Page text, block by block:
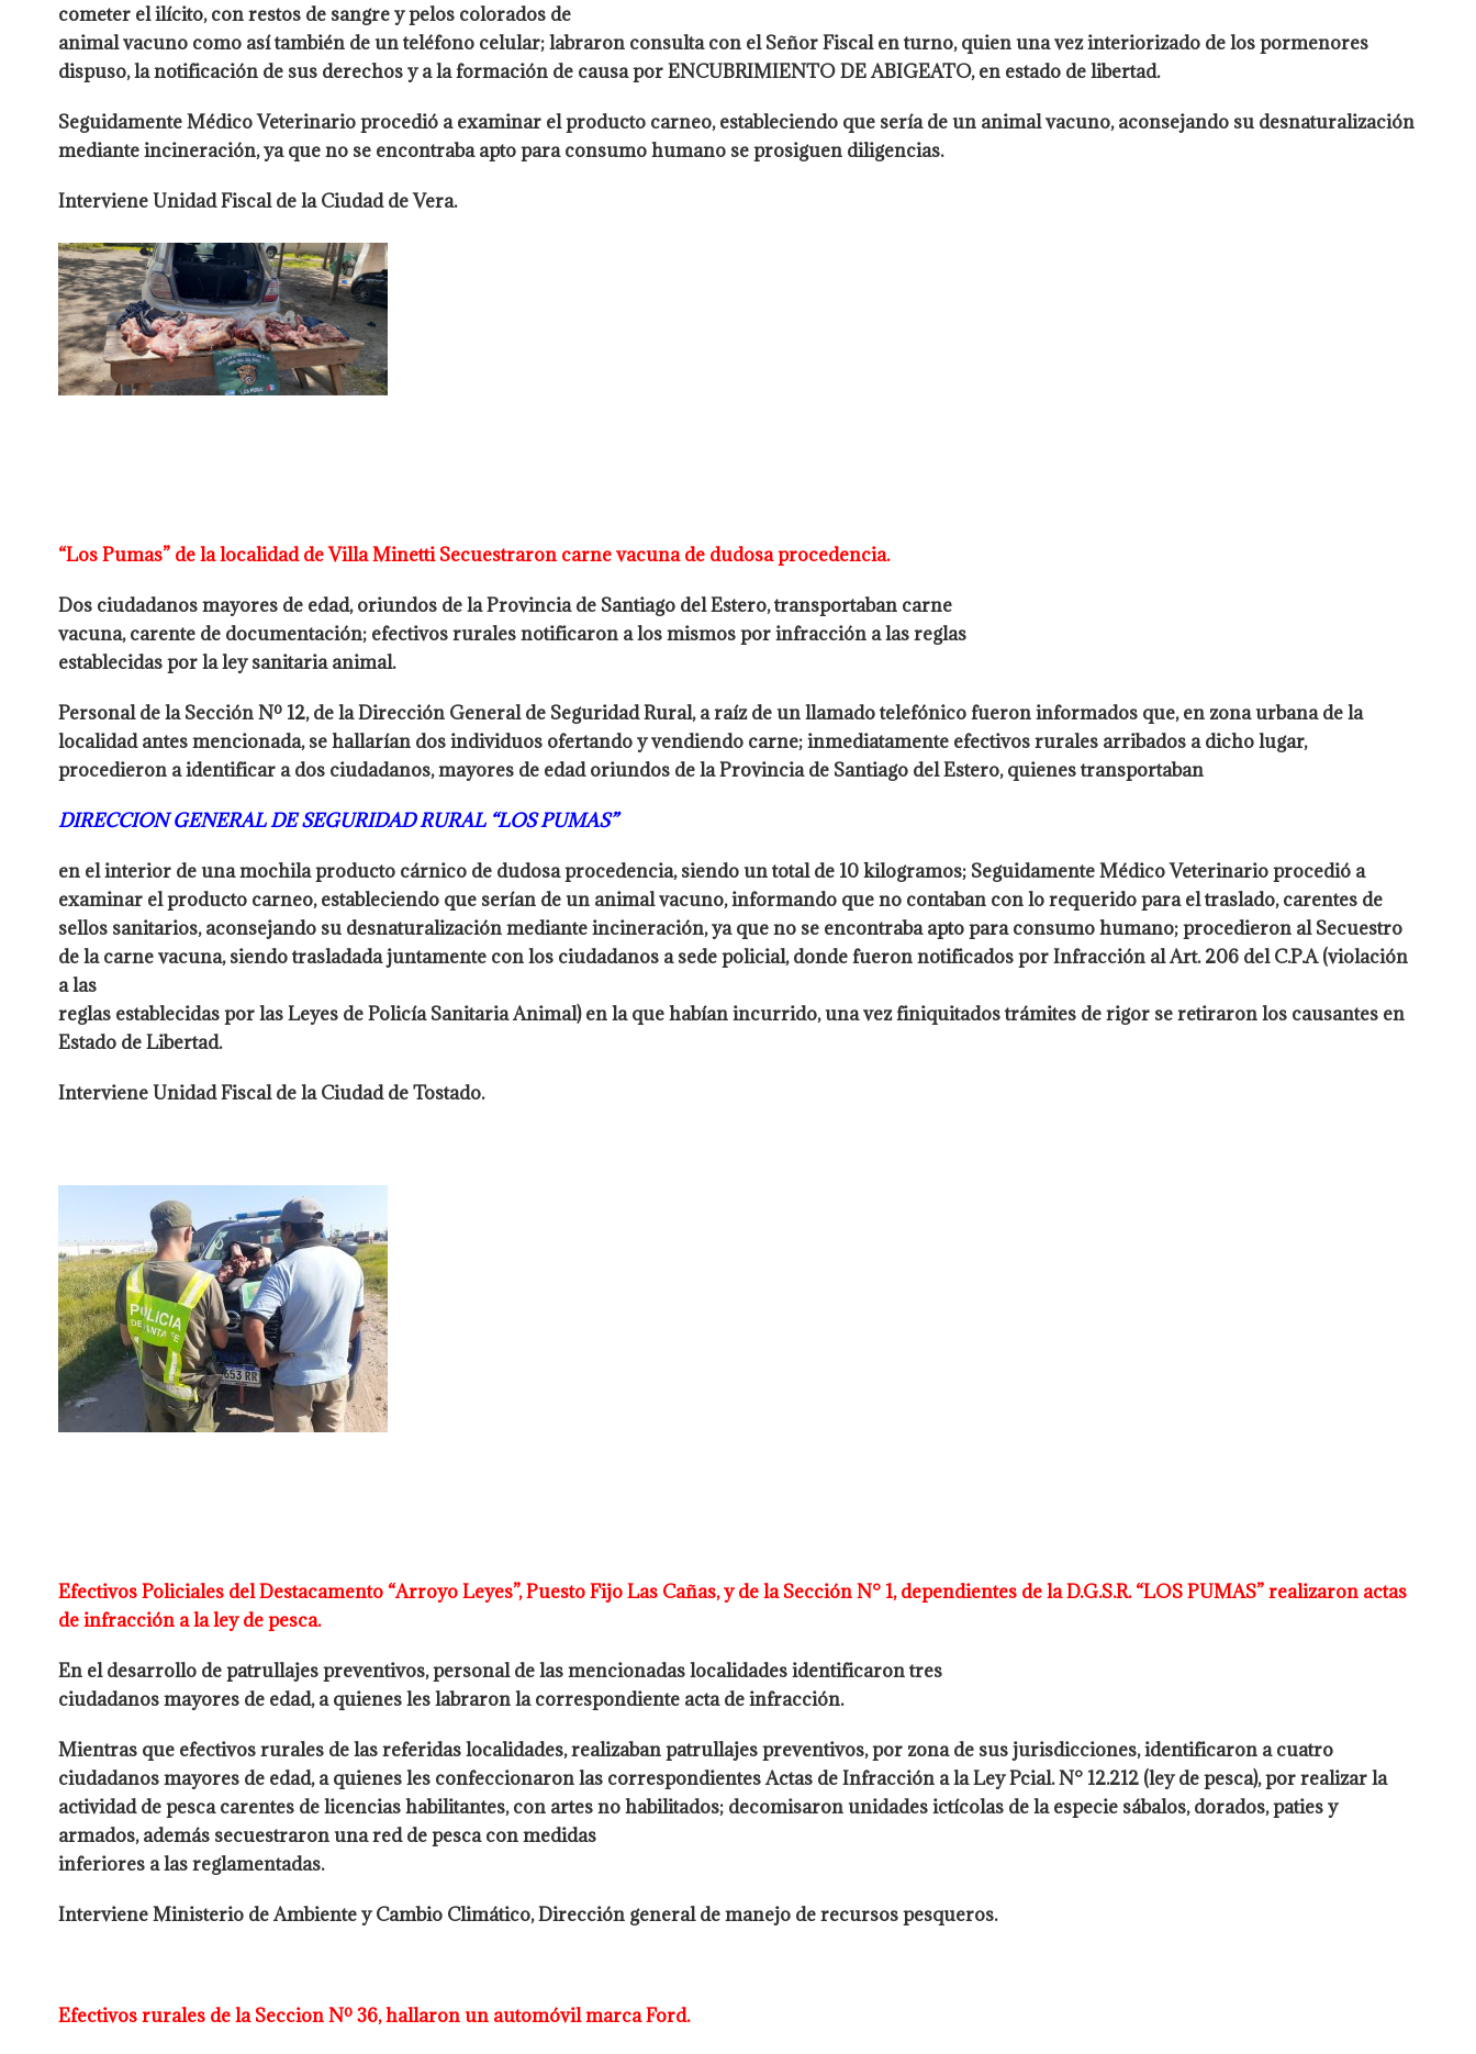
cometer el ilícito, con restos de sangre y pelos colorados de
animal vacuno como así también de un teléfono celular; labraron consulta con el SeñorFiscal en turno, quien una vez interiorizado de los pormenores
dispuso, la notificación de sus derechos y a la formación de causa por ENCUBRIMIENTO DE ABIGEATO, en estado de libertad.
Seguidamente Médico Veterinario procedió a examinar el producto carneo,estableciendo que sería de un animal vacuno, aconsejando su desnaturalización
medianteincineración, ya que no se encontraba apto para consumo humano se prosiguen diligencias.
Interviene Unidad Fiscal de la Ciudad de Vera.
“Los Pumas” de la localidad de Villa Minetti Secuestraron carne vacuna de dudosa procedencia.
Dos ciudadanos mayores de edad, oriundos de la Provincia de Santiago del Estero, transportaban carne
vacuna, carente de documentación; efectivos rurales notificaron a los mismos por infracción a las reglas
establecidas por la ley sanitaria animal.
Personal de la Sección Nº 12, de la Dirección General de Seguridad Rural, a raíz de unllamado telefónico fueron informados que, en zona urbana de la
localidad antesmencionada, se hallarían dos individuos ofertando y vendiendo carne; inmediatamente efectivos rurales arribados a dicho lugar,
procedieron a identificar a dos ciudadanos,mayores de edad oriundos de la Provincia de Santiago del Estero, quienes transportaban
DIRECCION GENERAL DE SEGURIDAD RURAL “LOS PUMAS”
en el interior de una mochila producto cárnico de dudosa procedencia, siendo un total de 10 kilogramos; Seguidamente Médico Veterinario procedió a
examinar el producto carneo, estableciendo que serían de un animal vacuno, informando que no contaban con lorequerido para el traslado, carentes de
sellos sanitarios, aconsejando su desnaturalizaciónmediante incineración, ya que no se encontraba apto para consumo humano; procedieron al Secuestro
de la carne vacuna, siendo trasladada juntamente con los ciudadanos a sedepolicial, donde fueron notificados por Infracción al Art. 206 del C.P.A (violación
a las
reglas establecidas por las Leyes de Policía Sanitaria Animal) en la que habían incurrido, una vez finiquitados trámites de rigor se retiraron los causantes en
Estado de Libertad.
Interviene Unidad Fiscal de la Ciudad de Tostado.
Efectivos Policiales del Destacamento “Arroyo Leyes”, Puesto Fijo Las Cañas, y de laSección N° 1, dependientes de la D.G.S.R. “LOS PUMAS” realizaron actas
de infracción a la ley de pesca.
En el desarrollo de patrullajes preventivos, personal de las mencionadas localidades identificaron tres
ciudadanos mayores de edad, a quienes les labraron la correspondiente acta de infracción.
Mientras que efectivos rurales de las referidas localidades, realizaban patrullajespreventivos, por zona de sus jurisdicciones, identificaron a cuatro
ciudadanos mayores de edad, a quienes les confeccionaron las correspondientes Actas de Infracción a la LeyPcial. N° 12.212 (ley de pesca), por realizar la
actividad de pesca carentes de licenciashabilitantes, con artes no habilitados; decomisaron unidades ictícolas de la especie sábalos, dorados, paties y
armados, además secuestraron una red de pesca con medidas
inferiores a las reglamentadas.
Interviene Ministerio de Ambiente y Cambio Climático,Dirección general de manejo de recursos pesqueros.
Efectivos rurales de la Seccion Nº 36, hallaron un automóvil marca Ford.